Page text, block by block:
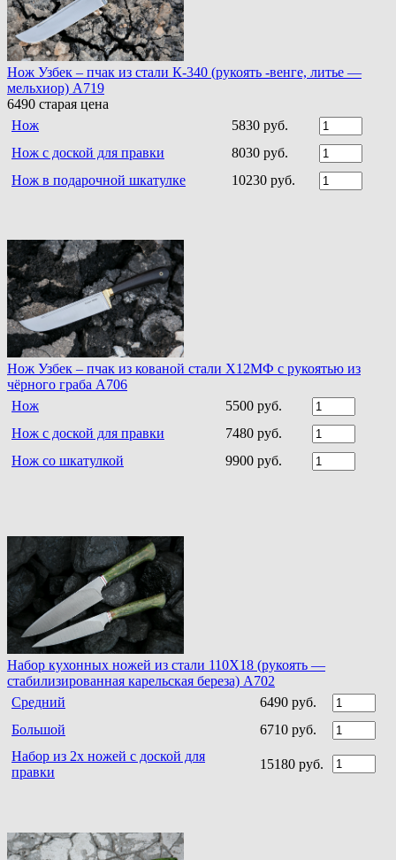
Нож Узбек – пчак из стали К-340 (рукоять -венге, литье —
мельхиор) A719
6490 старая цена
Нож
5830 руб.
Нож с доской для правки
8030 руб.
Нож в подарочной шкатулке
10230 руб.
Нож Узбек – пчак из кованой стали Х12МФ с рукоятью из
чёрного граба A706
Нож
5500 руб.
Нож с доской для правки
7480 руб.
Нож со шкатулкой
9900 руб.
Набор кухонных ножей из стали 110Х18 (рукоять —
стабилизированная карельская береза) A702
Средний
6490 руб.
Большой
6710 руб.
Набор из 2х ножей с доской для
правки
15180 руб.